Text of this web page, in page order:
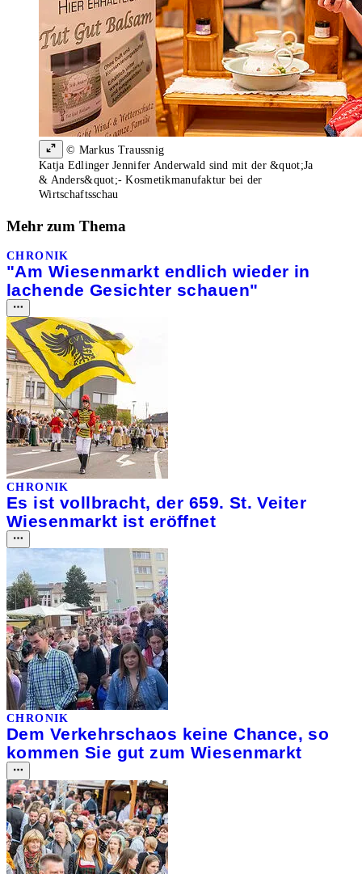
© Markus Traussnig
Katja Edlinger Jennifer Anderwald sind mit der &quot;Ja
& Anders&quot;- Kosmetikmanufaktur bei der
Wirtschaftsschau
Mehr zum Thema
CHRONIK
"Am Wiesenmarkt endlich wieder in
lachende Gesichter schauen"
CHRONIK
Es ist vollbracht, der 659. St. Veiter
Wiesenmarkt ist eröffnet
CHRONIK
Dem Verkehrschaos keine Chance, so
kommen Sie gut zum Wiesenmarkt